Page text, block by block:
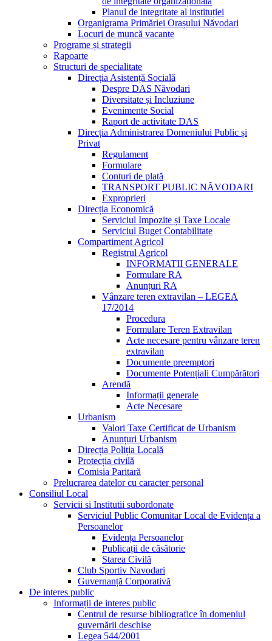
Planul de integritate al instituției
Organigrama Primăriei Orașului Năvodari
Locuri de muncă vacante
Programe și strategii
Rapoarte
Structuri de specialitate
Direcția Asistență Socială
Despre DAS Năvodari
Diversitate și Incluziune
Evenimente Social
Raport de activitate DAS
Direcția Administrarea Domeniului Public și
Privat
Regulament
Formulare
Conturi de plată
TRANSPORT PUBLIC NĂVODARI
Exproprieri
Direcția Economică
Serviciul Impozite și Taxe Locale
Serviciul Buget Contabilitate
Compartiment Agricol
Registrul Agricol
INFORMATII GENERALE
Formulare RA
Anunțuri RA
Vânzare teren extravilan – LEGEA
17/2014
Procedura
Formulare Teren Extravilan
Acte necesare pentru vânzare teren
extravilan
Documente preemptori
Documente Potențiali Cumpărători
Arendă
Informații generale
Acte Necesare
Urbanism
Valori Taxe Certificat de Urbanism
Anunțuri Urbanism
Direcția Poliția Locală
Protecția civilă
Comisia Paritară
Prelucrarea datelor cu caracter personal
Consiliul Local
Servicii si Institutii subordonate
Serviciul Public Comunitar Local de Evidența a
Persoanelor
Evidența Persoanelor
Publicații de căsătorie
Starea Civilă
Club Sportiv Navodari
Guvernanță Corporativă
De interes public
Informații de interes public
Centrul de resurse bibliografice în domeniul
guvernării deschise
Legea 544/2001